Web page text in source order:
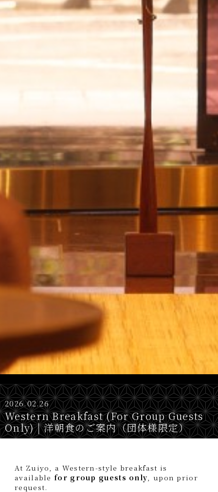
2026.02.26
Western Breakfast (For Group Guests
Only) | 洋朝食のご案内（団体様限定）
At Zuiyo, a Western-style breakfast is
available for group guests only, upon prior
request.